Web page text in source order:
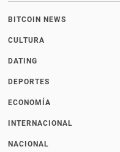
BITCOIN NEWS
CULTURA
DATING
DEPORTES
ECONOMÍA
INTERNACIONAL
NACIONAL